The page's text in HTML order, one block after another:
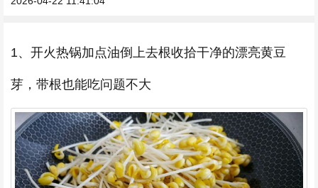
1、开火热锅加点油倒上去根收拾干净的漂亮黄豆
芽，带根也能吃问题不大